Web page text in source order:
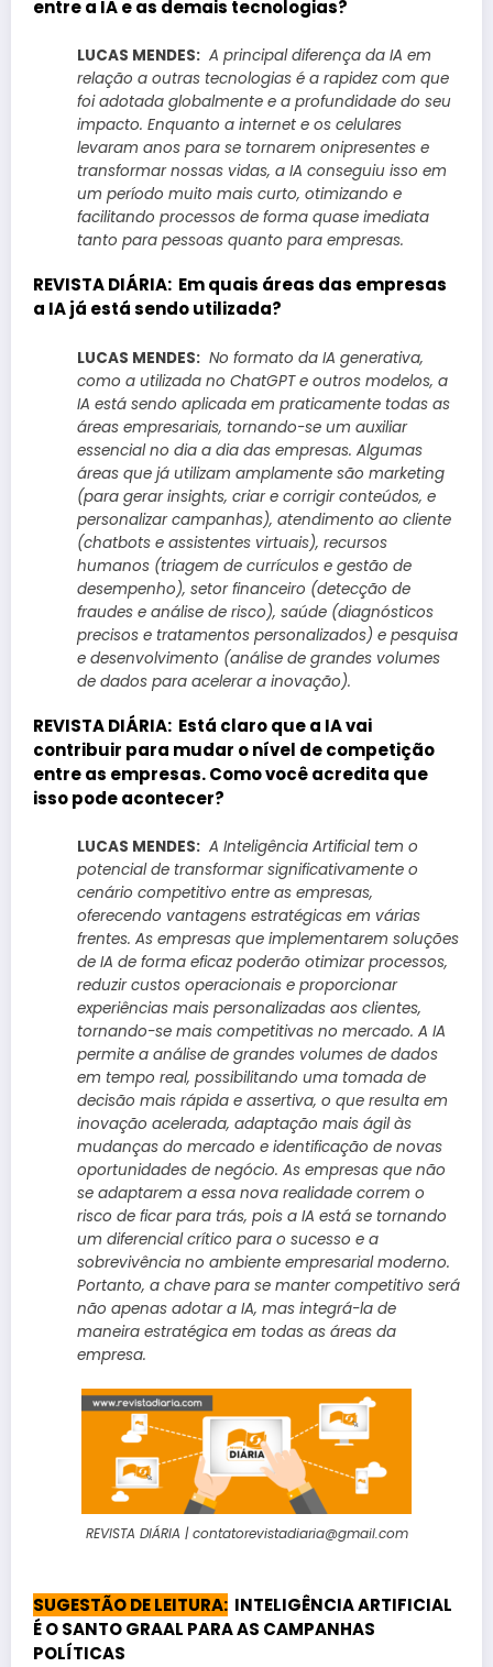
entre a IA e as demais tecnologias?
LUCAS MENDES: A principal diferença da IA em
relação a outras tecnologias é a rapidez com que
foi adotada globalmente e a profundidade do seu
impacto. Enquanto a internet e os celulares
levaram anos para se tornarem onipresentes e
transformar nossas vidas, a IA conseguiu isso em
um período muito mais curto, otimizando e
facilitando processos de forma quase imediata
tanto para pessoas quanto para empresas.
REVISTA DIÁRIA: Em quais áreas das empresas
a IA já está sendo utilizada?
LUCAS MENDES: No formato da IA generativa,
como a utilizada no ChatGPT e outros modelos, a
IA está sendo aplicada em praticamente todas as
áreas empresariais, tornando-se um auxiliar
essencial no dia a dia das empresas. Algumas
áreas que já utilizam amplamente são marketing
(para gerar insights, criar e corrigir conteúdos, e
personalizar campanhas), atendimento ao cliente
(chatbots e assistentes virtuais), recursos
humanos (triagem de currículos e gestão de
desempenho), setor financeiro (detecção de
fraudes e análise de risco), saúde (diagnósticos
precisos e tratamentos personalizados) e pesquisa
e desenvolvimento (análise de grandes volumes
de dados para acelerar a inovação).
REVISTA DIÁRIA: Está claro que a IA vai
contribuir para mudar o nível de competição
entre as empresas. Como você acredita que
isso pode acontecer?
LUCAS MENDES: A Inteligência Artificial tem o
potencial de transformar significativamente o
cenário competitivo entre as empresas,
oferecendo vantagens estratégicas em várias
frentes. As empresas que implementarem soluções
de IA de forma eficaz poderão otimizar processos,
reduzir custos operacionais e proporcionar
experiências mais personalizadas aos clientes,
tornando-se mais competitivas no mercado. A IA
permite a análise de grandes volumes de dados
em tempo real, possibilitando uma tomada de
decisão mais rápida e assertiva, o que resulta em
inovação acelerada, adaptação mais ágil às
mudanças do mercado e identificação de novas
oportunidades de negócio. As empresas que não
se adaptarem a essa nova realidade correm o
risco de ficar para trás, pois a IA está se tornando
um diferencial crítico para o sucesso e a
sobrevivência no ambiente empresarial moderno.
Portanto, a chave para se manter competitivo será
não apenas adotar a IA, mas integrá-la de
maneira estratégica em todas as áreas da
empresa.
REVISTA DIÁRIA | contatorevistadiaria@gmail.com
SUGESTÃO DE LEITURA: INTELIGÊNCIA ARTIFICIAL
É O SANTO GRAAL PARA AS CAMPANHAS
POLÍTICAS